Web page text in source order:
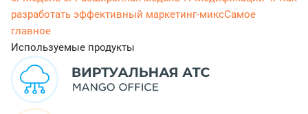
разработать эффективный маркетинг-миксСамое
главное
Используемые продукты